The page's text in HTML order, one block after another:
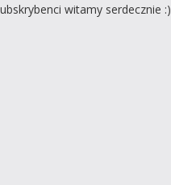
witamy serdecznie :)